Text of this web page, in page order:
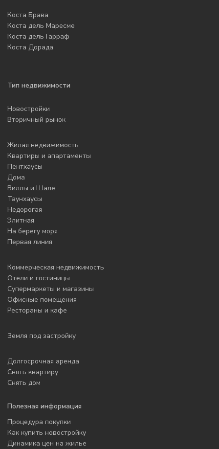
Коста Брава
Коста дель Маресме
Коста дель Гарраф
Коста Дорада
Тип недвижимости
Новостройки
Вторичный рынок
Жилая недвижимость
Квартиры и апартаменты
Пентхаусы
Дома
Виллы и Шале
Таунхаусы
Недорогая
Элитная
На берегу моря
Первая линия
Коммерческая недвижимость
Отели и гостиницы
Супермаркеты и магазины
Офисные помещения
Рестораны и кафе
Земля под застройку
Долгосрочная аренда
Снять квартиру
Снять дом
Полезная информация
Процедура покупки
Как купить новостройку
Динамика цен на жилье